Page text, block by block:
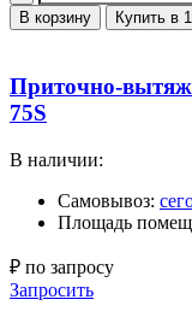
В корзину Купить в
Приточно-
75S
В наличии:
Самовывоз:
Площадь
₽ по запросу
Запросить